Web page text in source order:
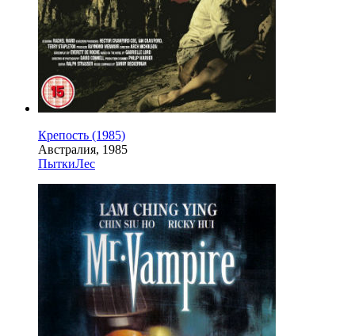
Крепость (1985)
Австралия, 1985
ПыткиЛес